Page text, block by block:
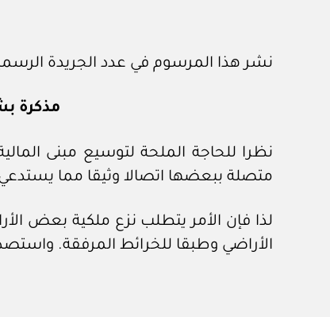
نشر هذا المرسوم في عدد الجريدة الرسمية رقم (٢٢٩) الصادر في
مذكرة
متصلة ببعضها اتصالا وثيقا مما يستدعي
لذا فإن الأمر يتطلب نزع ملكية بعض
الأراضي وطبقا للخرائط المرفقة.